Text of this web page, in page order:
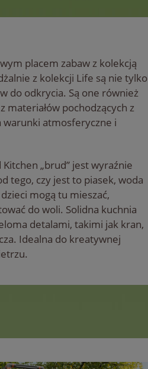
placem zabaw z kolekcją
z kolekcji Life są nie tylko
do odkrycia. Są one również
materiałów pochodzących z
atmosferyczne i
„brud” jest wyraźnie
tego, czy jest to piasek, woda
mogą tu mieszać,
do woli. Solidna kuchnia
detalami, takimi jak kran,
Idealna do kreatywnej